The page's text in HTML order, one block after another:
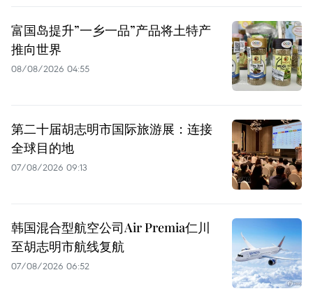
富国岛提升”一乡一品”产品将土特产
推向世界
08/08/2026 04:55
第二十届胡志明市国际旅游展：连接
全球目的地
07/08/2026 09:13
韩国混合型航空公司Air Premia仁川
至胡志明市航线复航
07/08/2026 06:52